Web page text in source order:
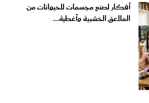
أفكار لصنع مجسمات للحيوانات من
الملاعق الخشبية وأغطية...